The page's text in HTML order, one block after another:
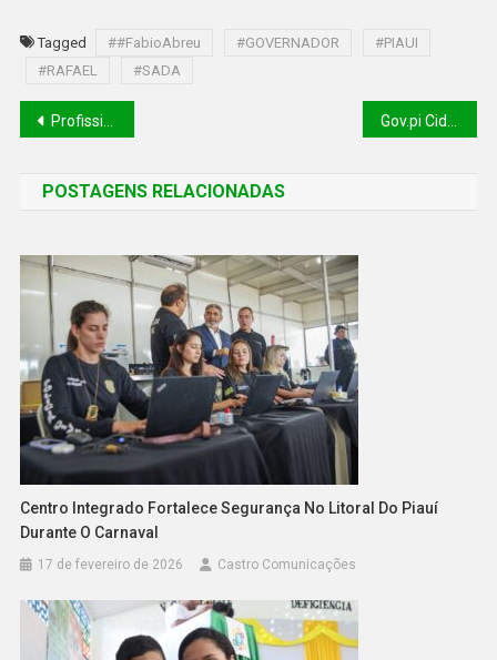
Tagged ##FabioAbreu #GOVERNADOR
#PIAUI
#RAFAEL
#SADA
Profissionais da UPA e hospital de Oeiras recebem capacitação sobre suporte avançado de vida cardiovascular, adulto e pediátrico
POSTAGENS RELACIONADAS
Centro Integrado Fortalece Segurança No Litoral Do Piauí
Durante O Carnaval
17 de fevereiro de 2026 Castro Comunicações